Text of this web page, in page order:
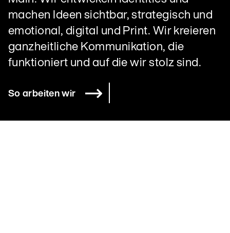
machen Ideen sichtbar, strategisch und
emotional, digital und Print. Wir kreieren
ganzheitliche Kommunikation, die
funktioniert und auf die wir stolz sind.
So arbeiten wir